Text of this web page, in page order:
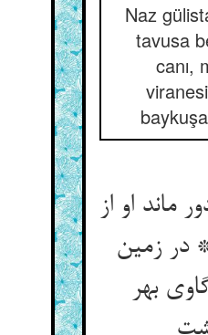
Naz
tavusa
canı,
ماند او از
زمین
بهر